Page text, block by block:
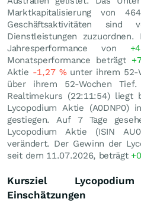
Marktkapitalisierung von
Geschäftsaktivitäten sind
Dienstleistungen
Jahresperformance von
Monatsperformance beträgt
Aktie -1,27 %unter ihrem 52-
über ihrem 52-Wochen
Realtimekurs (22:11:54) liegt
Lycopodium Aktie (A0DNP0)
gestiegen. Auf 7 Tage
Lycopodium Aktie (ISIN
verändert. Der Gewinn der
seit dem 11.07.2026, beträgt
Kursziel
Einschätzungen